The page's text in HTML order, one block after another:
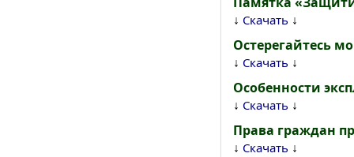
↓ Скачать ↓
Остерегайтесь
↓ Скачать ↓
Особенности
↓ Скачать ↓
Права граждан
↓ Скачать ↓